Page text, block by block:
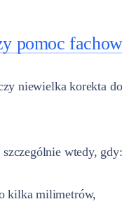
pomoc
niewielka korekta
wtedy, gdy:
kilka milimetrów,